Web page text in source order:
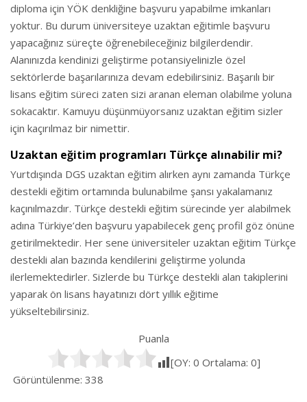
diploma için YÖK denkliğine başvuru yapabilme imkanları
yoktur. Bu durum üniversiteye uzaktan eğitimle başvuru
yapacağınız süreçte öğrenebileceğiniz bilgilerdendir.
Alanınızda kendinizi geliştirme potansiyelinizle özel
sektörlerde başarılarınıza devam edebilirsiniz. Başarılı bir
lisans eğitim süreci zaten sizi aranan eleman olabilme yoluna
sokacaktır. Kamuyu düşünmüyorsanız uzaktan eğitim sizler
için kaçırılmaz bir nimettir.
Uzaktan eğitim programları Türkçe alınabilir mi?
Yurtdışında DGS uzaktan eğitim alırken aynı zamanda Türkçe
destekli eğitim ortamında bulunabilme şansı yakalamanız
kaçınılmazdır. Türkçe destekli eğitim sürecinde yer alabilmek
adına Türkiye’den başvuru yapabilecek genç profil göz önüne
getirilmektedir. Her sene üniversiteler uzaktan eğitim Türkçe
destekli alan bazında kendilerini geliştirme yolunda
ilerlemektedirler. Sizlerde bu Türkçe destekli alan takiplerini
yaparak ön lisans hayatınızı dört yıllık eğitime
yükseltebilirsiniz.
Puanla
[OY: 0 Ortalama: 0]
Görüntülenme: 338